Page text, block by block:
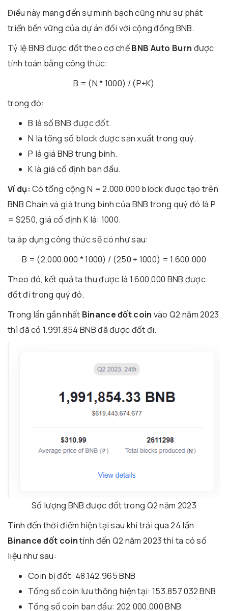
Điều này mang đến sự minh bạch cũng như sự phát
triển bền vững của dự án đối với cộng đồng BNB.
Tỷ lệ BNB được đốt theo cơ chếBNB Auto Burn được
tính toán bằng công thức:
B = (N * 1000) / (P+K)
trong đó:
B là số BNB được đốt.
N là tổng số block được sản xuất trong quý.
P là giá BNB trung bình.
K là giá cố định ban đầu.
Ví dụ: Có tổng cộng N = 2.000.000 block được tạo trên
BNB Chain và giá trung bình của BNB trong quý đó là P
= $250, giá cố định K là: 1000.
ta áp dụng công thức sẽ có như sau:
B = (2.000.000 * 1000) / (250 + 1000) = 1.600.000
Theo đó, kết quả ta thu được là 1.600.000 BNB được
đốt đi trong quý đó.
Trong lần gần nhất Binance đốt coin vào Q2 năm 2023
thì đã có 1.991.854 BNB đã được đốt đi.
Số lượng BNB được đốt trong Q2 năm 2023
Tính đến thời điểm hiện tại sau khi trải qua 24 lần
Binance đốt cointính đến Q2 năm 2023 thì ta có số
liệu như sau:
Coin bị đốt: 48.142.965 BNB
Tổng số coin lưu thông hiện tại: 153.857.032 BNB
Tống số coin ban đầu: 202.000.000 BNB